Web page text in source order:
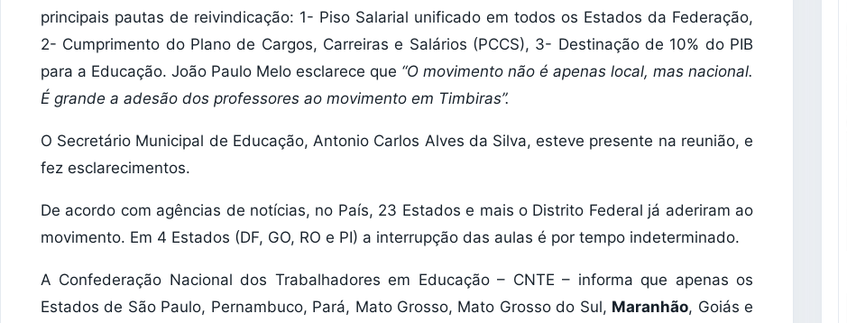
principais pautas de reivindicação: 1- Piso Salarial unificado em todos os Estados da Federação,
2- Cumprimento do Plano de Cargos, Carreiras e Salários (PCCS), 3- Destinação de 10% do PIB
para a Educação. João Paulo Melo esclarece que “O movimento não é apenas local, mas nacional.
É grande a adesão dos professores ao movimento em Timbiras”.
O Secretário Municipal de Educação, Antonio Carlos Alves da Silva, esteve presente na reunião, e
fez esclarecimentos.
De acordo com agências de notícias, no País, 23 Estados e mais o Distrito Federal já aderiram ao
movimento. Em 4 Estados (DF, GO, RO e PI) a interrupção das aulas é por tempo indeterminado.
A Confederação Nacional dos Trabalhadores em Educação – CNTE – informa que apenas os
Estados de São Paulo, Pernambuco, Pará, Mato Grosso, Mato Grosso do Sul, Maranhão, Goiás e